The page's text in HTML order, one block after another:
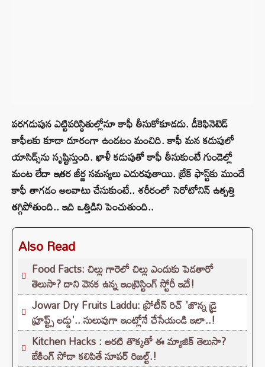
పరగడుపున ఎట్టిపరిస్థితుల్లోనూ కాఫీ తీసుకోకూడదు. డీకెఫినెటెడ్
కాఫీలకు కూడా దూరంగా ఉండటం మంచిది. కాఫీ మన కడుపులో
యాసిడ్స్‌ను సృష్టిస్తుంది. ఖాళీ కడుపుతో కాఫీ తీసుకుంటే గుండెల్లో
మంట లేదా ఇతర జీర్ణ సమస్యలు ఎదురవుతాయి. బ్రేక్ ఫాస్ట్‌కు ముందే
కాఫీ తాగడం అలవాటు చేసుకుంటే.. శరీరంలో సెరోటోనిన్ ఉత్పత్తి
తగ్గిపోతుంది.. ఇది ఒత్తిడిని పెంచుతుంది..
Also Read
Food Facts: చిల్లు గారెలో చిల్లు ఎందుకు పెడతారో
తెలుసా? దాని వెనక ఉన్న ఇంట్రెస్టింగ్ స్టోరీ ఇదే!
Jowar Dry Fruits Laddu: ప్రోటీన్ రిచ్ 'జొన్న డ్రై
ఫ్రూప్ట్స్ లడ్డు'.. సులువుగా ఇంట్లోనే చేసేయండి ఇలా..!
Kitchen Hacks : అరటి తొక్కతో ఈ మ్యాజిక్ తెలుసా?
బేకింగ్ సోడా కలిపితే సూపర్ రిజల్ట్.!